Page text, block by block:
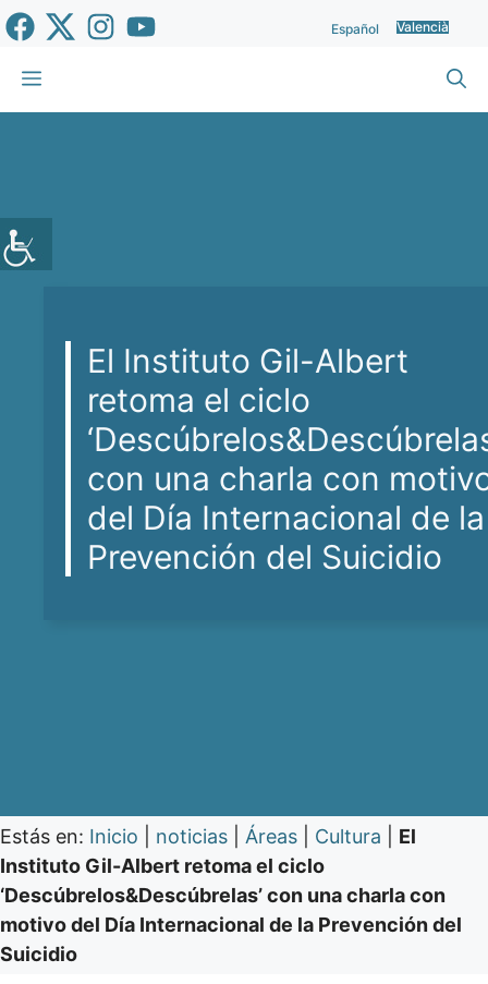
Vés
al
contingut
Español Valencià
Menu
El Instituto Gil-Albert
retoma el ciclo
con una charla con
del Día Internacional de la
Prevención del Suicidio
Estás en: Inicio noticias Áreas Cultura
El
Instituto Gil-Albert retoma el ciclo
‘Descúbrelos&Descúbrelas’ con una charla con
motivo del Día Internacional de la Prevención del
Suicidio